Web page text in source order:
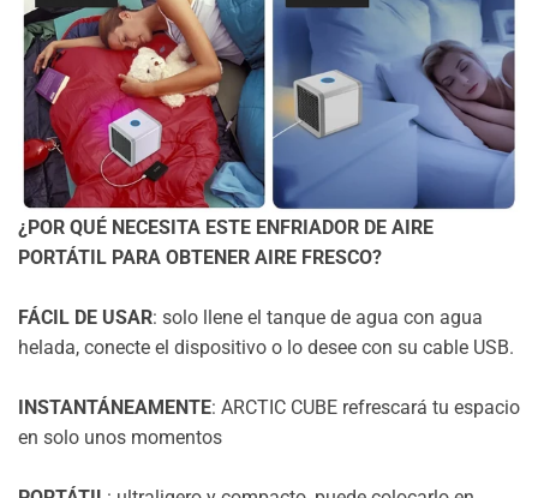
¿POR QUÉ NECESITA ESTE ENFRIADOR DE AIRE
PORTÁTIL PARA OBTENER AIRE FRESCO?
FÁCIL DE USAR: solo llene el tanque de agua con agua
helada, conecte el dispositivo o lo desee con su cable USB.
INSTANTÁNEAMENTE: ARCTIC CUBE refrescará tu espacio
en solo unos momentos